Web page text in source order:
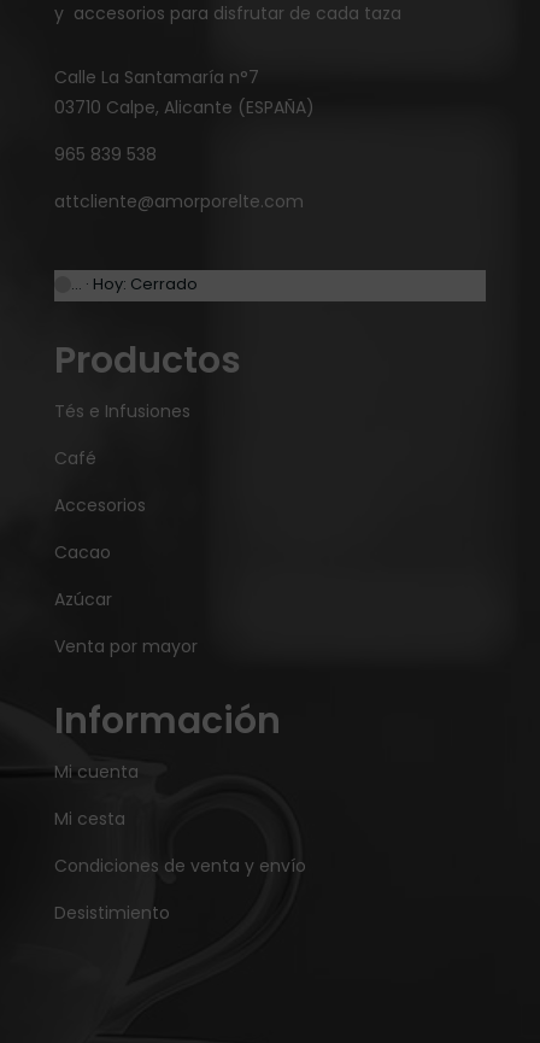
y accesorios para disfrutar de cada taza
Calle La Santamaría n°7
03710 Calpe, Alicante (ESPAÑA)
965 839 538
attcliente@amorporelte.com
… · Hoy: Cerrado
Productos
Tés e Infusiones
Café
Accesorios
Cacao
Azúcar
Venta por mayor
Información
Mi cuenta
Mi cesta
Condiciones de venta y envío
Desistimiento